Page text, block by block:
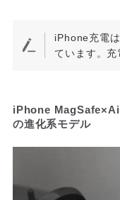
iPhone充電
ています。充
iPhone
の進化系モデル